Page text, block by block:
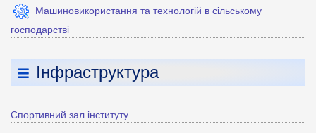
Машиновикористання та технологій в сільському
господарстві
Інфраструктура
Спортивний зал інституту